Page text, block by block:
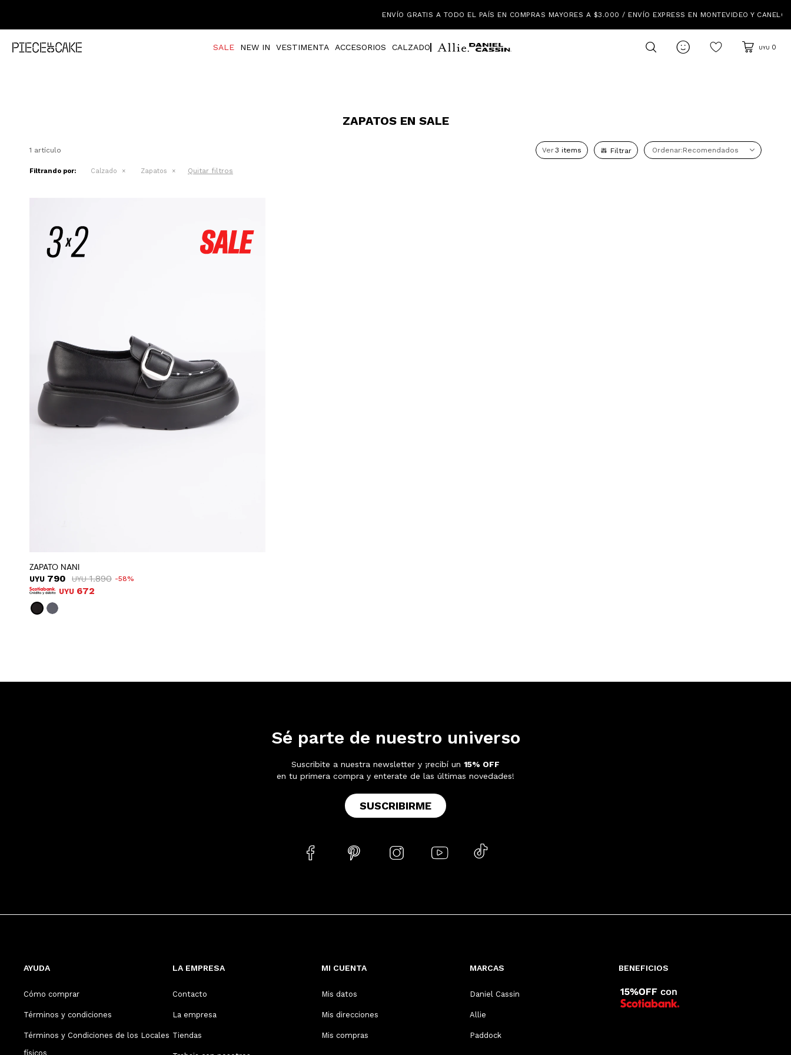
ENVÍO GRATIS A TODO EL PAÍS EN COMPRAS MAYORES A $3.000 / ENVÍO EXPRESS EN MONTEVIDEO Y CANELONES
SALE NEW IN VESTIMENTA ACCESORIOS CALZADO  UYU 0
ZAPATOS EN SALE
Ver
1 artículo Recomendados
Filtrando por: Calzado Zapatos Quitar filtros
ZAPATO NANI
UYU 790 UYU 1.890 58
UYU 672
AYUDA
Cómo comprar
Términos y condiciones
Términos y Condiciones de los Locales
físicos
LA EMPRESA
Contacto
La empresa
Tiendas
MI CUENTA
Mis datos
Mis direcciones
Mis compras
MARCAS
Daniel Cassin
Allie
Paddock
BENEFICIOS
Sé parte de nuestro universo
Suscribite a nuestra newsletter y ¡recibí un 15% OFF
en tu primera compra y enterate de las últimas novedades!
SUSCRIBIRME
    